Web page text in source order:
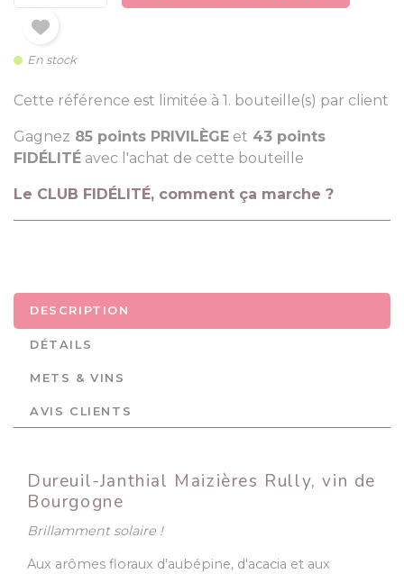
En stock
Cette référence est limitée à 1. bouteille(s) par client
Gagnez 85 points PRIVILÈGE et 43 points
FIDÉLITÉ avec l'achat de cette bouteille
Le CLUB FIDÉLITÉ, comment ça marche ?
DESCRIPTION
DÉTAILS
METS & VINS
AVIS CLIENTS
Dureuil-Janthial Maizières Rully, vin de
Bourgogne
Brillammentsolaire !
Aux arômes floraux d'aubépine, d'acacia et aux